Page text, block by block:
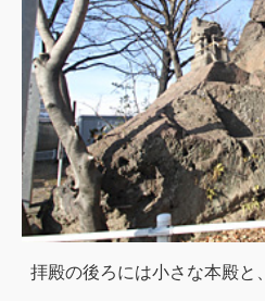
拝殿の後ろには小さな本殿と